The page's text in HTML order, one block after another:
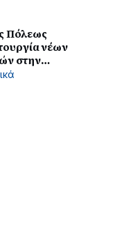
Πόλεως
στην